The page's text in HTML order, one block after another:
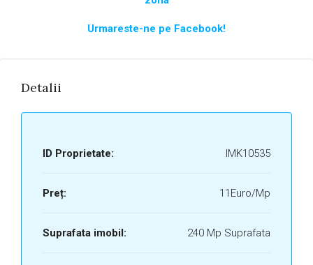
Urmareste-ne pe Facebook!
Detalii
ID Proprietate: IMK10535
Preț: 11Euro/Mp
Suprafata imobil: 240 Mp Suprafata